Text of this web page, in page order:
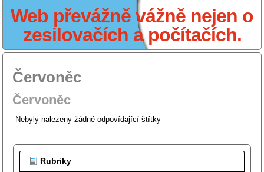
Web převážně vážně nejen o
zesilovačích a počítačích.
Červoněc
Červoněc
Nebyly nalezeny žádné odpovídající štítky
Rubriky